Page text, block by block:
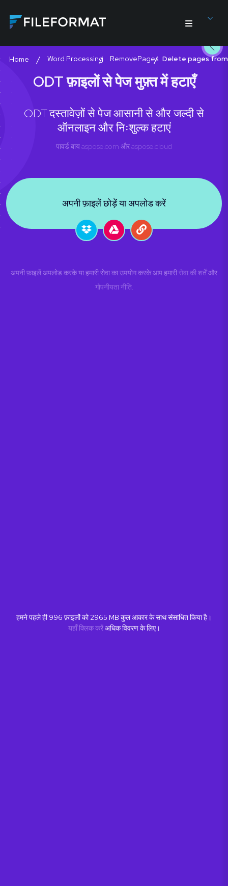
Home Word Processing RemovePages Delete pages
ODT फ़ाइलों से पेज मुफ़्त में हटाएँ
ODT दस्तावेज़ों से पेज आसानी से और जल्दी से
ऑनलाइन और निःशुल्क हटाएं
पावर्ड बायaspose.com औरaspose.cloud
अपनी फ़ाइलें छोड़ें या अपलोड करें
अपनी फ़ाइलें अपलोड करके या हमारी सेवा का उपयोग करके आप हमारीसेवा की शर्तेंऔर
गोपनीयता नीति.
हमने पहले ही996 फ़ाइलों को2965 MB कुल आकार के साथ संसाधित किया है।
यहाँ क्लिक करेंअधिक विवरण के लिए।